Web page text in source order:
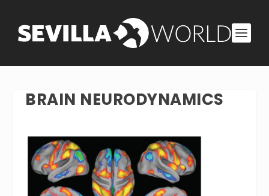
BRAIN NEURODYNAMICS